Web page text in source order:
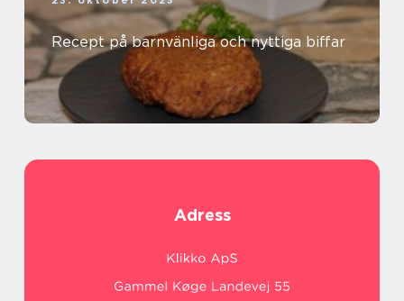
Recept på barnvänliga och nyttiga biffar
Adress